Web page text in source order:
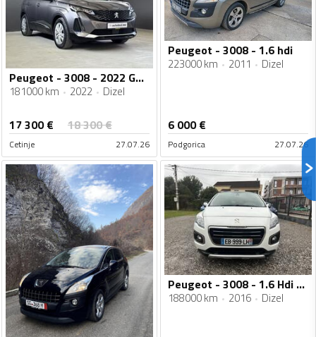
Peugeot - 3008 - 2022 GOD - AUTOMATIC
181000 km 2022 Dizel
17 300€ 18 300€
Cetinje 27.07.26
Peugeot - 3008 - 1.6 hdi
223000 km 2011 Dizel
6 000€
Podgorica 27.07.26
Peugeot - 3008 - 1.6 Hdi Automatik
188000 km 2016 Dizel